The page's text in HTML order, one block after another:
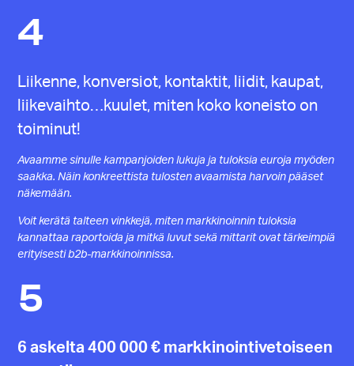
4
Liikenne, konversiot, kontaktit, liidit, kaupat,
liikevaihto…kuulet, miten koko koneisto on
toiminut!
Avaamme sinulle kampanjoiden lukuja ja tuloksia euroja myöden
saakka. Näin konkreettista tulosten avaamista harvoin pääset
näkemään.
Voit kerätä talteen vinkkejä, miten markkinoinnin tuloksia
kannattaa raportoida ja mitkä luvut sekä mittarit ovat tärkeimpiä
erityisesti b2b-markkinoinnissa.
5
6 askelta 400 000 € markkinointivetoiseen